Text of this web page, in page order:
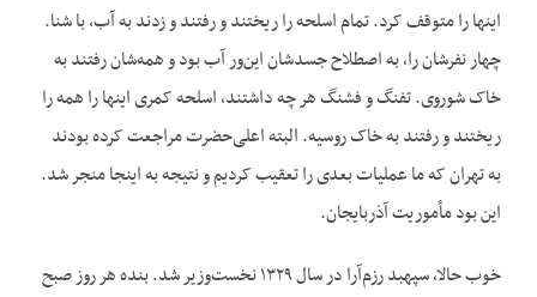
اینها را متوقف کرد. تمام اسلحه را ریختند و رفتند و زدند به آب، با شنا.
چهار نفرشان را، به اصطلاح جسدشان این‌ور آب بود و همه‌شان رفتند به
خاک شوروی. تفنگ و فشنگ هر چه داشتند، اسلحه کمری اینها را همه را
ریختند و رفتند به خاک روسیه. البته اعلی‌حضرت مراجعت کرده بودند
به تهران که ما عملیات بعدی را تعقیب کردیم و نتیجه به اینجا منجر شد.
این بود مأموریت آذربایجان.
خوب حالا، سپهبد رزم‌آرا در سال ۱۳۲۹ نخست‌وزیر شد. بنده هر روز صبح